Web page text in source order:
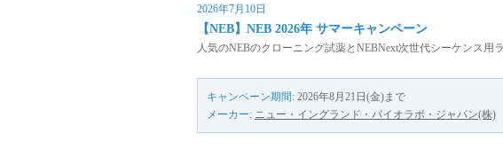
2026年7月10日
【NEB】NEB 2026年 サマーキャンペーン
人気のNEBのクローニング試薬とNEBNext次世代シーケンス
キャンペーン期間: 2026年8月21日(金)まで
メーカー: ニュー・イングランド・バイオラボ・ジャパン(株)